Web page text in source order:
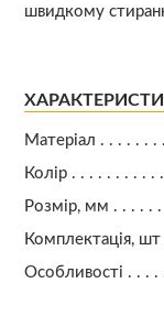
швидкому
Матеріал
Колір
Розмір, мм
Комплектація, шт
Особливості